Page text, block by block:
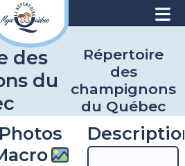
des
du
Répertoire
des
champignons
du Québec
Photos